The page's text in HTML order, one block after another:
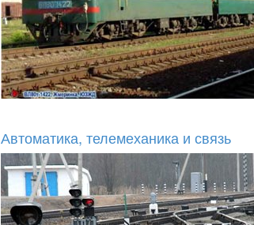
Автоматика, телемеханика и связь